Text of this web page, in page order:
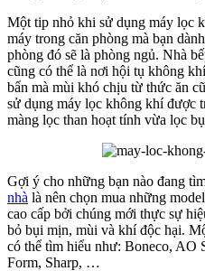
Một tip nhỏ khi sử dụng máy lọc
máy trong căn phòng mà bạn
phòng đó sẽ là phòng ngủ. Nhà
cũng có thể là nơi hội tụ không
bẩn mà mùi khó chịu từ thức ăn
sử dụng máy lọc không khí được
màng lọc than hoạt tính vừa lọc
Gợi ý cho những bạn nào đang
nhà là nên chọn mua những
cao cấp bởi chúng mới thực sự
bỏ bụi mịn, mùi và khí độc hại.
có thể tìm hiểu như: Boneco, AO
Form, Sharp, …